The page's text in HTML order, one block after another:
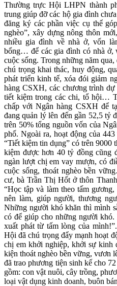
Thường trực Hội LHPN thành
trung giúp đỡ các hộ gia đình
đăng ký các phần việc cụ thể
nghèo”, xây dựng nông thôn
nhiều gia đình về nhà ở, vốn
bổng… để các gia đình có nhà ở,
cuộc sống. Trong những năm
chú trọng khai thác, huy động,
phát triển kinh tế, xóa đói giảm
hàng CSXH, các chương trình
tiết kiệm trong các chi, tổ hội…
chấp với Ngân hàng CSXH để
đang quản lý lên đến gần 52,5 tỷ
trên 50% tổng nguồn vốn của
phố. Ngoài ra, hoạt động của
“Tiết kiệm tin dụng” có trên 9000
kiệm được hơn 40 tỷ đồng cũng
ngàn lượt chị em vay mượn, có
cuộc sống, thoát nghèo bền
cư, bà Trần Thị Hốt ở thôn
“Học tập và làm theo tấm
nên làm, giúp người, thương
Những người khó khăn thì mình
có để giúp cho những người
xuất phát từ tấm lòng của
Hội đã chú trọng đẩy mạnh hoạt
chị em khởi nghiệp, khởi sự kinh
kiện thoát nghèo bền vững, vươn
đã trao phương tiện sinh kế cho
gồm: con vật nuôi, cây trồng,
loại vật dụng kinh doanh, buôn